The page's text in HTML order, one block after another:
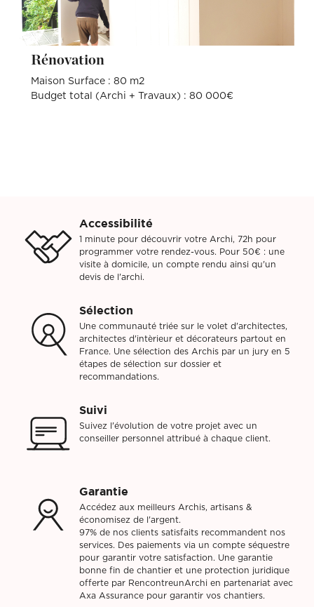
Rénovation
Maison Surface : 80 m2
Budget total (Archi + Travaux) : 80 000€
Accessibilité
1 minute pour découvrir votre Archi, 72h pour
programmer votre rendez-vous. Pour 50€ : une
visite à domicile, un compte rendu ainsi qu'un
devis de l'archi.
Sélection
Une communauté triée sur le volet d'architectes,
architectes d'intèrieur et décorateurs partout en
France. Une sélection des Archis par un jury en 5
étapes de sélection sur dossier et
recommandations.
Suivi
Suivez l'évolution de votre projet avec un
conseiller personnel attribué à chaque client.
Garantie
Accédez aux meilleurs Archis, artisans &
économisez de l'argent.
97% de nos clients satisfaits recommandent nos
services. Des paiements via un compte séquestre
pour garantir votre satisfaction. Une garantie
bonne fin de chantier et une protection juridique
offerte par RencontreunArchi en partenariat avec
Axa Assurance pour garantir vos chantiers.